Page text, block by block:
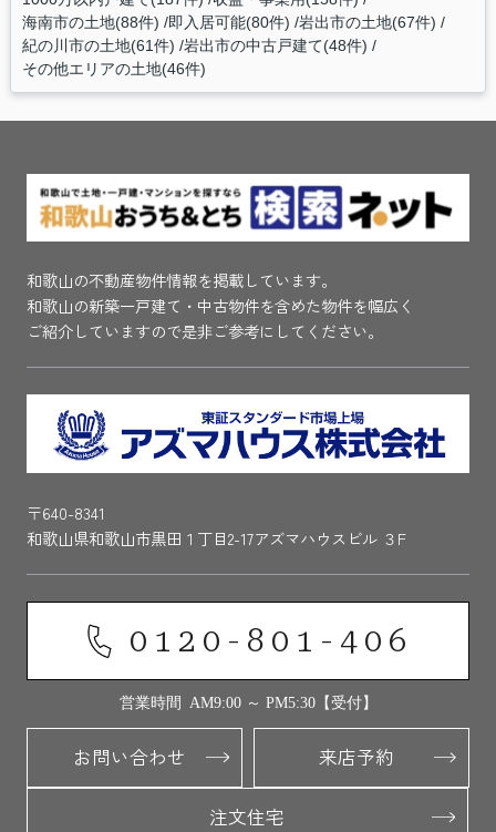
海南市の土地(88件) 即入居可能(80件) 岩出市の土地(67件)
紀の川市の土地(61件) 岩出市の中古戸建て(48件)
その他エリアの土地(46件)
和歌山の不動産物件情報を掲載しています。
和歌山の新築一戸建て・中古物件を含めた物件を幅広く
ご紹介していますので是非ご参考にしてください。
〒640-8341
和歌山県和歌山市黒田１丁目2-17アズマハウスビル ３F
0120-801-406
営業時間 AM9:00 ～ PM5:30【受付】
お問い合わせ 来店予約
注文住宅